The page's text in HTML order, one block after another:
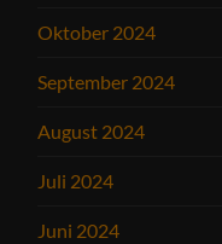
Oktober 2024
September 2024
August 2024
Juli 2024
Juni 2024